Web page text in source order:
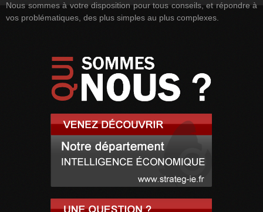
Nous sommes à votre disposition pour tous conseils, et répondre à
vos problématiques, des plus simples au plus complexes.